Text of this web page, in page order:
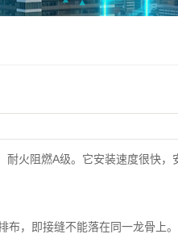
火阻燃A级。它安装速度很快，
，即接缝不能落在同一龙骨上。